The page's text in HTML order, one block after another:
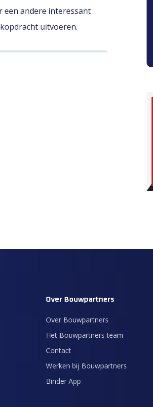
een andere interessant
uitvoeren.
Over Bouwpartners
Over Bouwpartners
Het Bouwpartners team
Contact
Werken bij Bouwpartners
Binder App